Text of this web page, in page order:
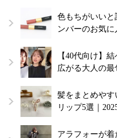
色もちがいいと
ンバーのお気に
【40代向け】
広がる大人の最
髪をまとめやす
リップ5選｜
アラフォーが着